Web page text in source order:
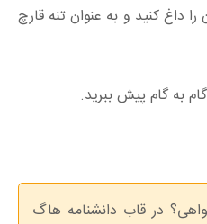
داغ کنید و به عنوان تنه قارچ
گام به گام پیش ببرید.
در قاب دانشنامه هاگ